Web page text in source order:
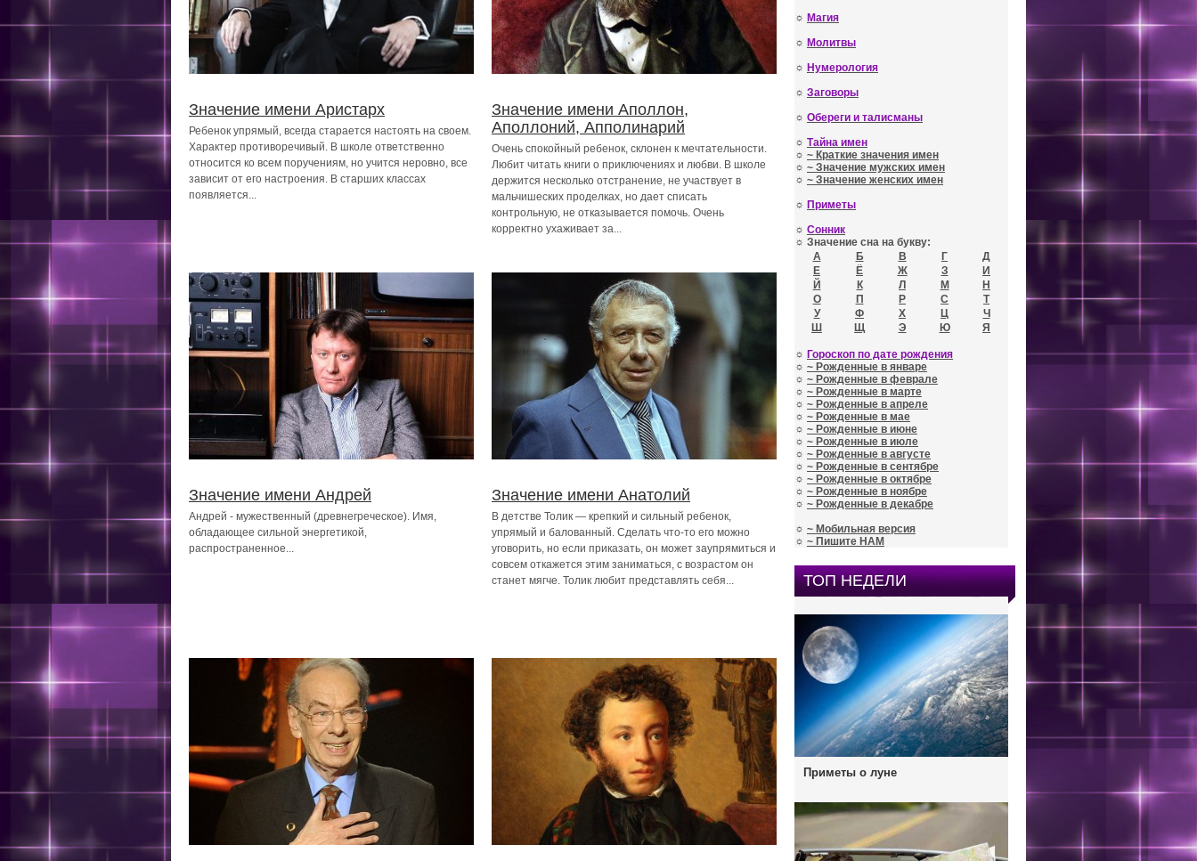
Значение имени Аристарх
Ребенок упрямый, всегда старается настоять на своем.
Характер противоречивый. В школе ответственно
относится ко всем поручениям, но учится неровно, все
зависит от его настроения. В старших классах
появляется...
Значение имени Аполлон,
Аполлоний, Апполинарий
Очень спокойный ребенок, склонен к мечтательности.
Любит читать книги о приключениях и любви. В школе
держится несколько отстранение, не участвует в
мальчишеских проделках, но дает списать
контрольную, не отказывается помочь. Очень
корректно ухаживает за...
Значение имени Андрей
Андрей - мужественный (древнегреческое). Имя,
обладающее сильной энергетикой,
распространенное...
Значение имени Анатолий
В детстве Толик — крепкий и сильный ребенок,
упрямый и балованный. Сделать что-то его можно
уговорить, но если приказать, он может заупрямиться и
совсем откажется этим заниматься, с возрастом он
станет мягче. Толик любит представлять себя...
☼ Магия
☼ Молитвы
☼ Нумерология
☼ Заговоры
☼ Обереги и талисманы
☼ Тайна имен
☼ ~ Краткие значения имен
☼ ~ Значение мужских имен
☼ ~ Значение женских имен
☼ Приметы
☼ Сонник
☼ Значение сна на букву:
А
Б В Г
Д
Е
Ё Ж З
И
Й
К Л М
Н
О
П Р С
Т
У
Ф Х Ц
Ч
Ш
Щ Э Ю Я
☼ Гороскоп по дате рождения
☼ ~ Рожденные в январе
☼ ~ Рожденные в феврале
☼ ~ Рожденные в марте
☼ ~ Рожденные в апреле
☼ ~ Рожденные в мае
☼ ~ Рожденные в июне
☼ ~ Рожденные в июле
☼ ~ Рожденные в августе
☼ ~ Рожденные в сентябре
☼ ~ Рожденные в октябре
☼ ~ Рожденные в ноябре
☼ ~ Рожденные в декабре
☼ ~ Мобильная версия
☼ ~ Пишите НАМ
ТОП НЕДЕЛИ
Приметы о луне